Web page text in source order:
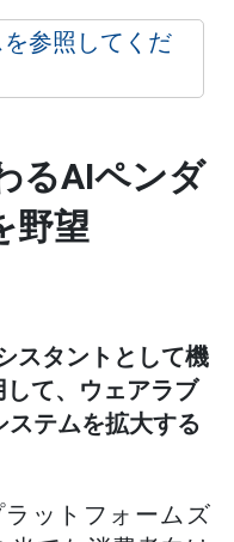
参照してくだ
るAIペンダ
野望
スタントとして機
て、ウェアラブ
テムを拡大する
ットフォームズ